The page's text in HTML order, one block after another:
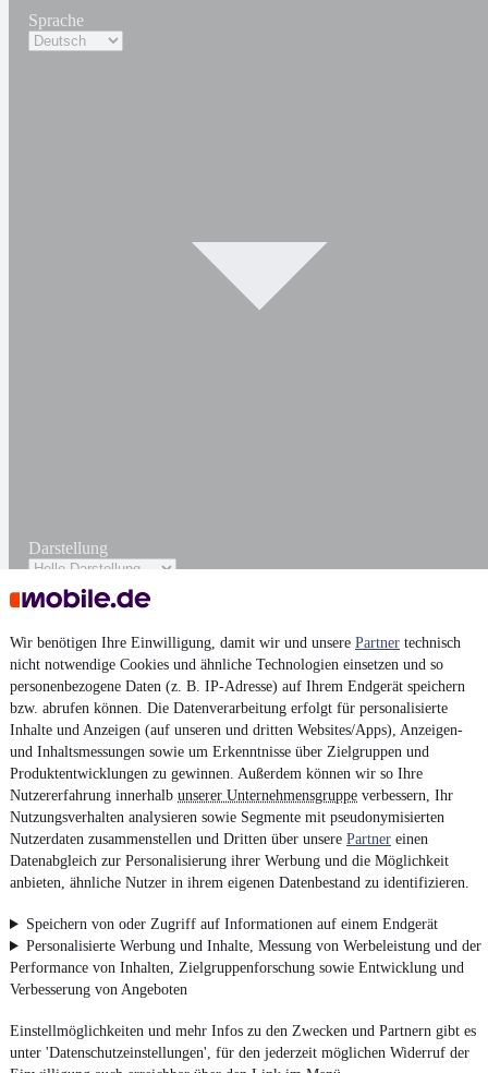
Wir benötigen Ihre Einwilligung, damit wir und unsere Partner technisch
nicht notwendige Cookies und ähnliche Technologien einsetzen und so
personenbezogene Daten (z. B. IP-Adresse) auf Ihrem Endgerät speichern
bzw. abrufen können. Die Datenverarbeitung erfolgt für personalisierte
Inhalte und Anzeigen (auf unseren und dritten Websites/Apps), Anzeigen-
und Inhaltsmessungen sowie um Erkenntnisse über Zielgruppen und
Produktentwicklungen zu gewinnen. Außerdem können wir so Ihre
Nutzererfahrung innerhalb unserer Unternehmensgruppe verbessern, Ihr
Nutzungsverhalten analysieren sowie Segmente mit pseudonymisierten
Nutzerdaten zusammenstellen und Dritten über unsere Partner einen
Datenabgleich zur Personalisierung ihrer Werbung und die Möglichkeit
anbieten, ähnliche Nutzer in ihrem eigenen Datenbestand zu identifizieren.
Speichern von oder Zugriff auf Informationen auf einem Endgerät
Personalisierte Werbung und Inhalte, Messung von Werbeleistung und der
Performance von Inhalten, Zielgruppenforschung sowie Entwicklung und
Verbesserung von Angeboten
Einstellmöglichkeiten und mehr Infos zu den Zwecken und Partnern gibt es
unter 'Datenschutzeinstellungen', für den jederzeit möglichen Widerruf der
Sprache
Darstellung